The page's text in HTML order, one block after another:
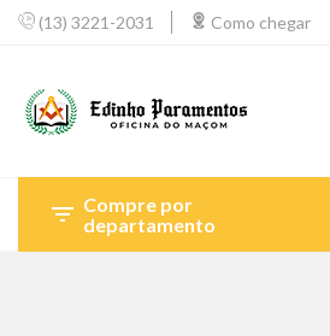
(13) 3221-2031 Como chegar
 Compre por
departamento